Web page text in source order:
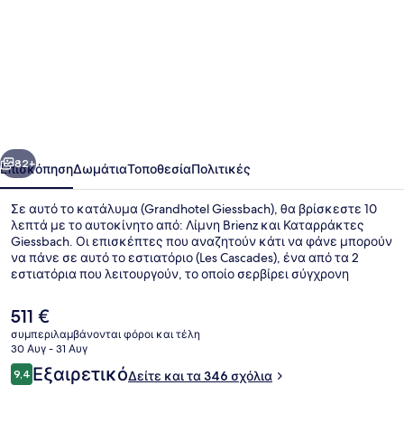
Επόμενο
82+
ΕπισκόπησηΔωμάτιαΤοποθεσίαΠολιτικές
Σε αυτό το κατάλυμα (Grandhotel Giessbach), θα βρίσκεστε 10
λεπτά με το αυτοκίνητο από: Λίμνη Brienz και Καταρράκτες
Giessbach. Οι επισκέπτες που αναζητούν κάτι να φάνε μπορούν
να πάνε σε αυτό το εστιατόριο (Les Cascades), ένα από τα 2
εστιατόρια που λειτουργούν, το οποίο σερβίρει σύγχρονη
βρείτε ακόμη μπαρ/lounge, εποχική εξωτερική πισίνα και
πισίνα για παιδιά. Άλλοι ταξιδιώτες λατρεύουν το εξυπηρετικό
προσωπικό.
Η
τρέχουσα
τιμή
είναι
511 €
511 €
συμπεριλαμβάνονται φόροι και τέλη
30 Αυγ - 31 Αυγ
Σχόλια
9,49,4 στα 10
ΕξαιρετικόΔείτε και τα 346 σχόλια